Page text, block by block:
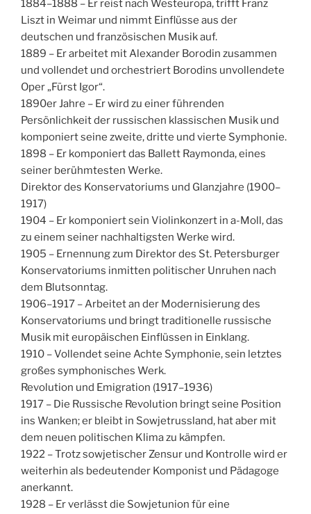
1884–1888 – Er reist nach Westeuropa, trifft Franz
Liszt in Weimar und nimmt Einflüsse aus der
deutschen und französischen Musik auf.
1889 – Er arbeitet mit Alexander Borodin zusammen
und vollendet und orchestriert Borodins unvollendete
Oper „Fürst Igor“.
1890er Jahre – Er wird zu einer führenden
Persönlichkeit der russischen klassischen Musik und
komponiert seine zweite, dritte und vierte Symphonie.
1898 – Er komponiert das Ballett Raymonda, eines
seiner berühmtesten Werke.
Direktor des Konservatoriums und Glanzjahre (1900–
1917)
1904 – Er komponiert sein Violinkonzert in a-Moll, das
zu einem seiner nachhaltigsten Werke wird.
1905 – Ernennung zum Direktor des St. Petersburger
Konservatoriums inmitten politischer Unruhen nach
dem Blutsonntag.
1906–1917 – Arbeitet an der Modernisierung des
Konservatoriums und bringt traditionelle russische
Musik mit europäischen Einflüssen in Einklang.
1910 – Vollendet seine Achte Symphonie, sein letztes
großes symphonisches Werk.
Revolution und Emigration (1917–1936)
1917 – Die Russische Revolution bringt seine Position
ins Wanken; er bleibt in Sowjetrussland, hat aber mit
dem neuen politischen Klima zu kämpfen.
1922 – Trotz sowjetischer Zensur und Kontrolle wird er
weiterhin als bedeutender Komponist und Pädagoge
anerkannt.
1928 – Er verlässt die Sowjetunion für eine